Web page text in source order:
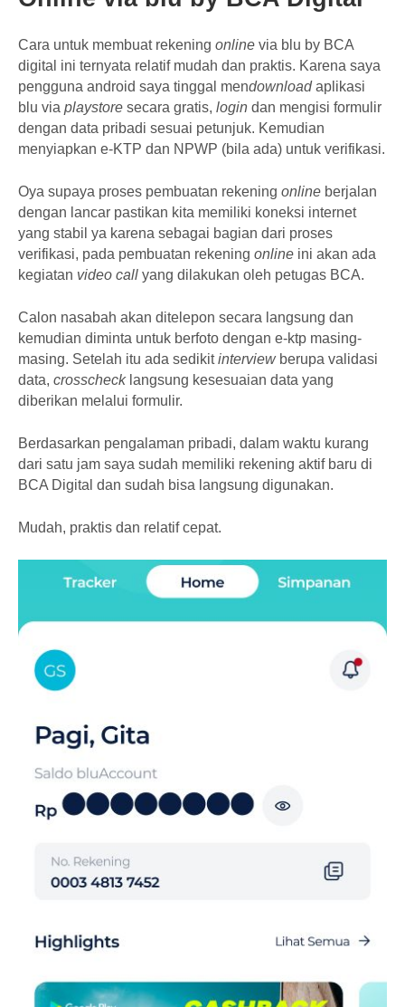
Cara untuk membuat rekening online via blu by BCA
digital ini ternyata relatif mudah dan praktis. Karena saya
pengguna android saya tinggal mendownloadaplikasi
blu via playstore secara gratis, login dan mengisi formulir
dengan data pribadi sesuai petunjuk. Kemudian
menyiapkan e-KTP dan NPWP (bila ada) untuk verifikasi.
Oya supaya proses pembuatan rekening online berjalan
dengan lancar pastikan kita memiliki koneksi internet
yang stabil ya karena sebagai bagian dari proses
verifikasi, pada pembuatan rekening online ini akan ada
kegiatan video call yang dilakukan oleh petugas BCA.
Calon nasabah akan ditelepon secara langsung dan
kemudian diminta untuk berfoto dengan e-ktp masing-
masing. Setelah itu ada sedikitinterviewberupa validasi
data, crosschecklangsung kesesuaian data yang
diberikan melalui formulir.
Berdasarkan pengalaman pribadi, dalam waktu kurang
dari satu jam saya sudah memiliki rekening aktif baru di
BCA Digital dan sudah bisa langsung digunakan.
Mudah, praktis dan relatif cepat.